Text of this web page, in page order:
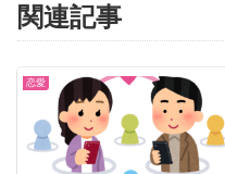
関連記事
恋愛